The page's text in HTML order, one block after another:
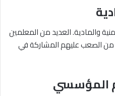
والمادية. العديد من المعلمين
من الصعب عليهم المشاركة في
المؤسسي